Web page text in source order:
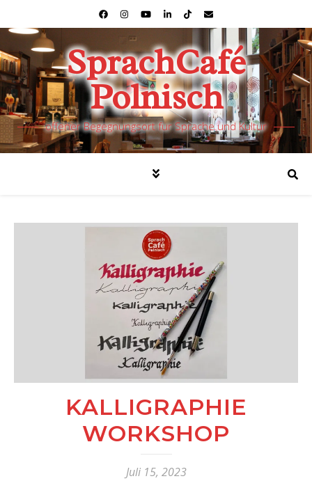
SprachCafé
Polnisch
offener Begegnungsort für Sprache und Kultur
KALLIGRAPHIE
WORKSHOP
Juli 15, 2023